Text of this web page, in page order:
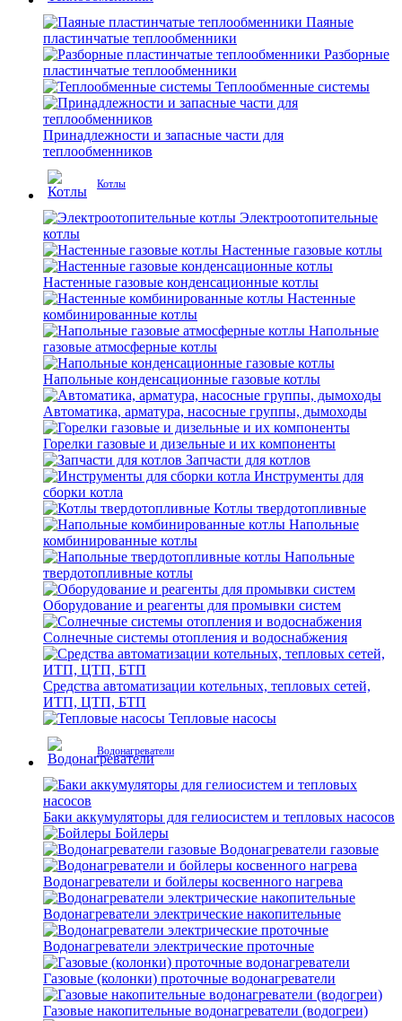
Паяные
пластинчатые теплообменники
Разборные
пластинчатые теплообменники
Теплообменные системы
Принадлежности и запасные части для
теплообменников
Котлы
Электроотопительные
котлы
Настенные газовые котлы
Настенные газовые конденсационные котлы
Настенные
комбинированные котлы
Напольные
газовые атмосферные котлы
Напольные конденсационные газовые котлы
Автоматика, арматура, насосные группы, дымоходы
Горелки газовые и дизельные и их компоненты
Запчасти для котлов
Инструменты для
сборки котла
Котлы твердотопливные
Напольные
комбинированные котлы
Напольные
твердотопливные котлы
Оборудование и реагенты для промывки систем
Солнечные системы отопления и водоснабжения
Средства автоматизации котельных, тепловых сетей,
ИТП, ЦТП, БТП
Тепловые насосы
Водонагреватели
Баки аккумуляторы для гелиосистем и тепловых насосов
Бойлеры
Водонагреватели газовые
Водонагреватели и бойлеры косвенного нагрева
Водонагреватели электрические накопительные
Водонагреватели электрические проточные
Газовые (колонки) проточные водонагреватели
Газовые накопительные водонагреватели (водогреи)